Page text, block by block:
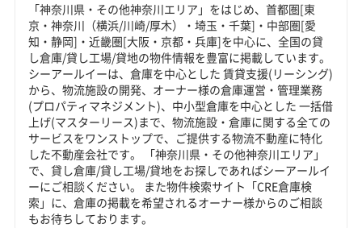
「神奈川県・その他神奈川エリア」をはじめ、首都圏[東
京・神奈川（横浜/川崎/厚木）・埼玉・千葉]・中部圏[愛
知・静岡]・近畿圏[大阪・京都・兵庫]を中心に、全国の貸
し倉庫/貸し工場/貸地の物件情報を豊富に掲載しています。
シーアールイーは、倉庫を中心とした 賃貸支援(リーシング)
から、物流施設の開発、オーナー様の倉庫運営・管理業務
(プロパティマネジメント)、中小型倉庫を中心とした 一括借
上げ(マスターリース)まで、物流施設・倉庫に関する全ての
サービスをワンストップで、ご提供する物流不動産に特化
した不動産会社です。 「神奈川県・その他神奈川エリア」
で、貸し倉庫/貸し工場/貸地をお探しであればシーアールイ
ーにご相談ください。 また物件検索サイト「CRE倉庫検
索」に、倉庫の掲載を希望されるオーナー様からのご相談
もお待ちしております。